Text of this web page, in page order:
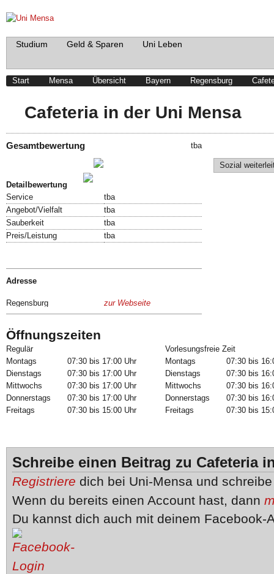
Studium Geld & Sparen Uni Leben
Start Mensa Übersicht Bayern Regensburg
Cafeteria in der Uni Mensa
Gesamtbewertung tba
Bewertung abgeben!
Detailbewertung
Service
tba
Angebot/Vielfalt
tba
Sauberkeit
tba
Preis/Leistung
tba
Adresse
Regensburg zur Webseite
Sozial
Öffnungszeiten
Regulär
Montags
07:30 bis 17:00 Uhr
Dienstags
07:30 bis 17:00 Uhr
Mittwochs
07:30 bis 17:00 Uhr
Donnerstags
07:30 bis 17:00 Uhr
Freitags
07:30 bis 15:00 Uhr
Vorlesungsfreie Zeit
Montags
07:30 bis
Dienstags
07:30 bis
Mittwochs
07:30 bis
Donnerstags
07:30 bis
Freitags
07:30 bis
Schreibe einen Beitrag zu Cafeteria
Registriere dich bei Uni-Mensa und
Wenn du bereits einen Account hast, dann
Du kannst dich auch mit deinem Facebook-